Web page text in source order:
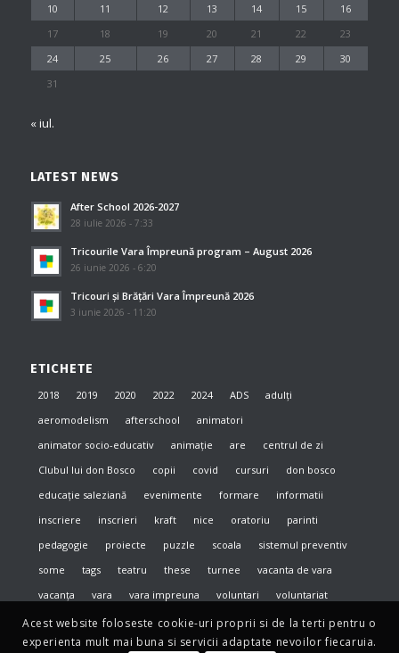
10
11 12 13 14 15
16
17
18 19 20 21 22
23
24
25 26 27 28 29
30
31
« iul.
LATEST NEWS
After School 2026-2027
28 iulie 2026 - 7:33
Tricourile Vara Împreună program – August 2026
26 iunie 2026 - 6:20
Tricouri și Brățări Vara Împreună 2026
3 iunie 2026 - 11:20
ETICHETE
2018 2019 2020 2022 2024 ADS
adulți
aeromodelism
afterschool
animatori
animator socio-educativ
animație are
centrul de zi
Clubul lui don Bosco
copii covid cursuri
don bosco
educație saleziană
evenimente formare
informatii
inscriere
inscrieri kraft nice oratoriu
parinti
pedagogie
proiecte puzzle scoala
sistemul preventiv
some
tags teatru these turnee
vacanta de vara
vacanța
vara vara impreuna voluntari voluntariat
Acest website foloseste cookie-uri proprii si de la terti pentru o
experienta mult mai buna si servicii adaptate nevoilor fiecaruia.